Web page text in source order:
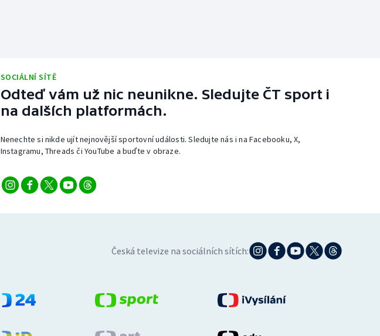
SOCIÁLNÍ SÍTĚ
Odteď vám už nic neunikne. Sledujte ČT sport i
na dalších platformách.
Nenechte si nikde ujít nejnovější sportovní události. Sledujte nás i na Facebooku, X,
Instagramu, Threads či YouTube a buďte v obraze.
Česká televize na sociálních sítích: